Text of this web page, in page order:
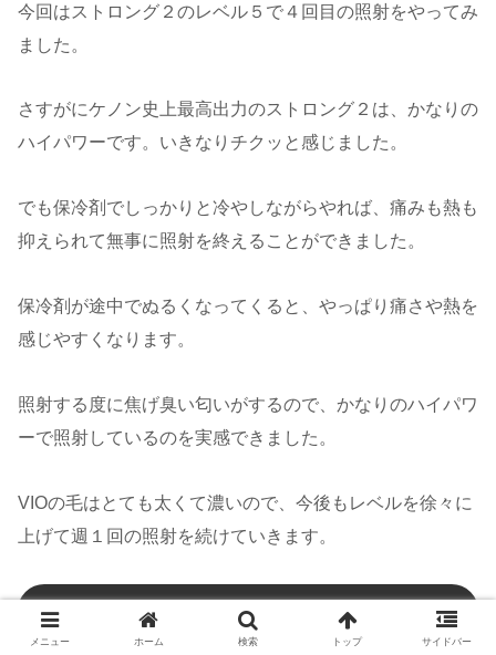
今回はストロング２のレベル５で４回目の照射をやってみ
ました。
さすがにケノン史上最高出力のストロング２は、かなりの
ハイパワーです。いきなりチクッと感じました。
でも保冷剤でしっかりと冷やしながらやれば、痛みも熱も
抑えられて無事に照射を終えることができました。
保冷剤が途中でぬるくなってくると、やっぱり痛さや熱を
感じやすくなります。
照射する度に焦げ臭い匂いがするので、かなりのハイパワ
ーで照射しているのを実感できました。
VIOの毛はとても太くて濃いので、今後もレベルを徐々に
上げて週１回の照射を続けていきます。
ケノンの公式サイトはこちら
メニュー ホーム 検索 トップ サイドバー